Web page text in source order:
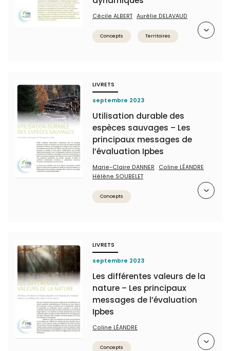
Cécile ALBERT Aurélie DELAVAUD
Concepts Territoires
LIVRETS
septembre 2023
Utilisation durable des
espèces sauvages – Les
principaux messages de
l’évaluation Ipbes
Marie-Claire DANNER
Coline LÉANDRE
Hélène SOUBELET
Concepts
LIVRETS
septembre 2023
Les différentes valeurs de la
nature – Les principaux
messages de l’évaluation
Ipbes
Coline LÉANDRE
Concepts